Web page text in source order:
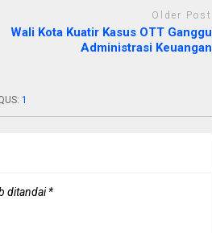
Older Post
Wali Kota Kuatir Kasus OTT Ganggu
Administrasi Keuangan
1
ditandai*